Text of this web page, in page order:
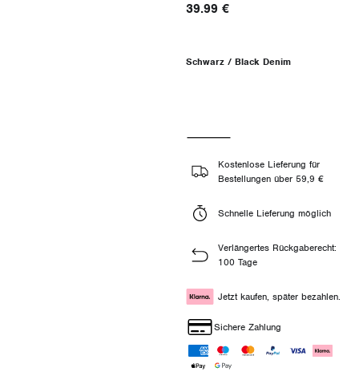
39.99 €
Schwarz / Black Denim
Kostenlose Lieferung für
Bestellungen über 59,9 €
Schnelle Lieferung möglich
Verlängertes Rückgaberecht:
100 Tage
Jetzt kaufen, später bezahlen.
Sichere Zahlung